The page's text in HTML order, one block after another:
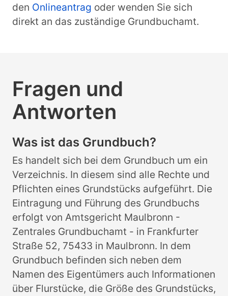
den Onlineantrag oder wenden Sie sich
direkt an das zuständige Grundbuchamt.
Fragen und
Antworten
Was ist das Grundbuch?
Es handelt sich bei dem Grundbuch um ein
Verzeichnis. In diesem sind alle Rechte und
Pflichten eines Grundstücks aufgeführt. Die
Eintragung und Führung des Grundbuchs
erfolgt von Amtsgericht Maulbronn -
Zentrales Grundbuchamt - in Frankfurter
Straße 52, 75433 in Maulbronn. In dem
Grundbuch befinden sich neben dem
Namen des Eigentümers auch Informationen
über Flurstücke, die Größe des Grundstücks,